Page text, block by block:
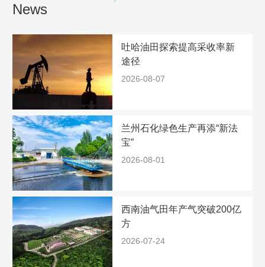
News
吐哈油田探索提高采收率新
途径
2026-08-07
兰州石化绿色生产再添“新法
宝”
2026-08-01
西南油气田年产气突破200亿
方
2026-07-24